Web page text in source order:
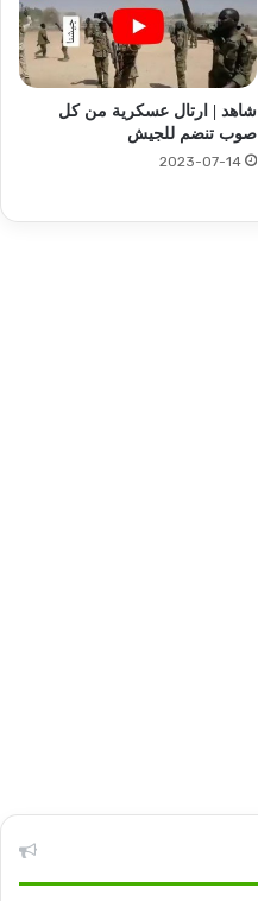
شاهد | ارتال عسكرية من كل
صوب تنضم للجيش
2023-07-14